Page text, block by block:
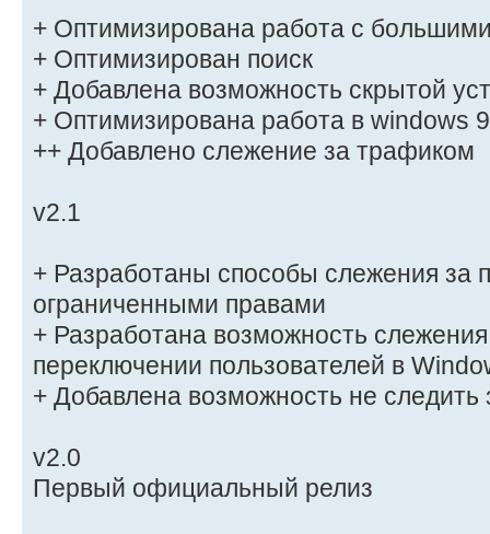
+ Оптимизирована работа с
+ Оптимизирован поиск
+ Добавлена возможность скрытой
+ Оптимизирована работа в windows
++ Добавлено слежение за трафиком
v2.1
+ Разработаны способы слежения за
ограниченными правами
+ Разработана возможность
переключении пользователей в
+ Добавлена возможность не
v2.0
Первый официальный релиз